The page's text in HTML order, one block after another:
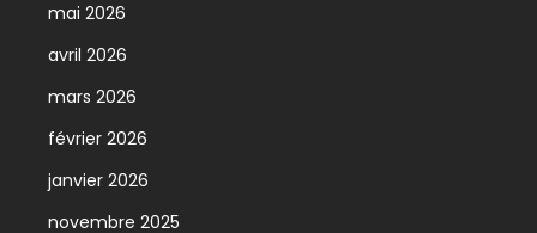
mai 2026
avril 2026
mars 2026
février 2026
janvier 2026
novembre 2025